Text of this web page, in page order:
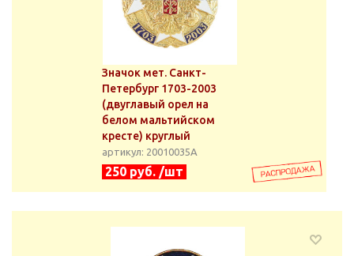
Значок мет. Санкт-
Петербург 1703-2003
(двуглавый орел на
белом мальтийском
кресте) круглый
артикул: 20010035А
250 руб. /шт